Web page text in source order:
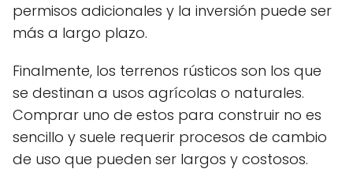
permisos adicionales y la inversión puede ser
más a largo plazo.
Finalmente, los terrenos rústicos son los que
se destinan a usos agrícolas o naturales.
Comprar uno de estos para construir no es
sencillo y suele requerir procesos de cambio
de uso que pueden ser largos y costosos.